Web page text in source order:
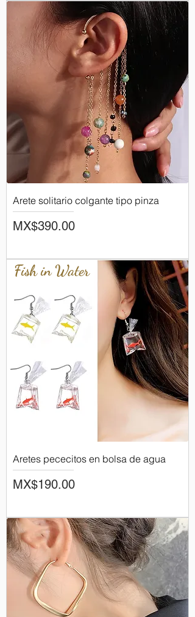
Arete solitario colgante tipo pinza
Price
MX$390.00
Fish in Water
Aretes pececitos en bolsa de agua
Price
MX$190.00